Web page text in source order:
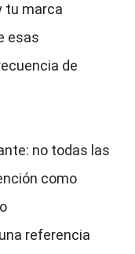
tu marca
esas
de
no todas las
como
referencia